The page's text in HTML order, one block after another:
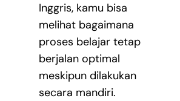
Inggris, kamu bisa
melihat bagaimana
proses belajar tetap
berjalan optimal
meskipun dilakukan
secara mandiri.